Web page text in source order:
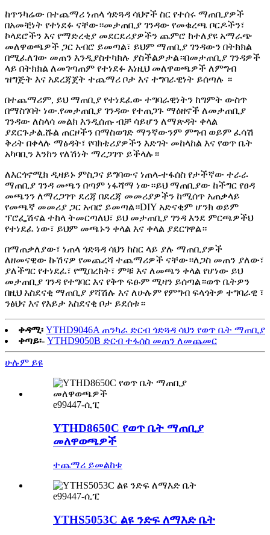
ከጥንካሬው በተጨማሪ ነጠላ ጎድጓዳ ሳህኖች ስር የተሰሩ ማጠቢያዎች
በአመቺነት የተነደፉ ናቸው።መታጠቢያ ገንዳው የመቁረጫ ቦርዶችን፣
ኮላደሮችን እና የማድረቂያ መደርደሪያዎችን ጨምሮ ከተለያዩ አማራጭ
መለዋወጫዎች ጋር አብሮ ይመጣል፣ ይህም ማጠቢያ ገንዳውን በትክክል
በሚፈለገው መጠን እንዲያስተካክሉ ያስችልዎታል።በመታጠቢያ ገንዳዎች
ላይ በትክክል ለመገጣጠም የተነደፉ እነዚህ መለዋወጫዎች ለምግብ
ዝግጅት እና አደረጃጀት ተጨማሪ ቦታ እና ተግባራዊነት ይሰጣሉ ።
በተጨማሪም, ይህ ማጠቢያ የተነደፈው ተግባራዊነትን ከግምት ውስጥ
በማስገባት ነው.የመታጠቢያ ገንዳው የተጠጋጉ ማዕዘኖች ለመታጠቢያ
ገንዳው ለስላሳ መልክ እንዲሰጡ ብቻ ሳይሆን ለማጽዳት ቀላል
ያደርጉታል.ሹል ጠርዞችን በማስወገድ ማንኛውንም ምግብ ወይም ፈሳሽ
ቅሪት በቀላሉ ማፅዳት፣ የባክቴሪያዎችን እድገት መከላከል እና የወጥ ቤት
አካባቢን እንከን የለሽነት ማረጋገጥ ይችላሉ።
ለእርጎኖሚክ ዲዛይኑ ምስጋና ይግባውና ነጠላ-ተፋሰስ የታችኛው ተራራ
ማጠቢያ ገንዳ መጫን በጣም ነፋሻማ ነው።ይህ ማጠቢያው ከችግር የፀዳ
መጫንን ለማረጋገጥ ደረጃ በደረጃ መመሪያዎችን ከሚሰጥ አጠቃላይ
የመጫኛ መመሪያ ጋር አብሮ ይመጣል።DIY አድናቂም ሆንክ ወይም
ፕሮፌሽናል ተከላ ትመርጣለህ፣ ይህ መታጠቢያ ገንዳ እንደ ምርጫዎችህ
የተነደፈ ነው፣ ይህም መጫኑን ቀላል እና ቀላል ያደርገዋል።
በማጠቃለያው፣ ነጠላ ጎድጓዳ ሳህን ከስር ላይ ያሉ ማጠቢያዎች
ለዘመናዊው ኩሽናዎ የመጨረሻ ተጨማሪዎች ናቸው።ለጋስ መጠን ያለው፣
ያለችግር የተነደፈ፣ የሚበረክት፣ ምቹ እና ለመጫን ቀላል የሆነው ይህ
መታጠቢያ ገንዳ የተግባር እና የቅጥ ፍፁም ሚዛን ይሰጣል።ወጥ ቤትዎን
በዚህ አስደናቂ ማጠቢያ ያሻሽሉ እና ለሁሉም የምግብ ፍላጎትዎ ተግባራዊ ፣
ንፅህና እና የእይታ አስደናቂ ቦታ ይደሰቱ።
ቀዳሚ፡ YTHD9046A ጠንካራ ድርብ ጎድጓዳ ሳህን የወጥ ቤት ማጠቢያ
ቀጣይ፡- YTHD9050B ድርብ ተፋሰስ መጠን ለመጨመር
ሁሉም ይዩ
e99447-ሲፒ
YTHD8650C የወጥ ቤት ማጠቢያ
መለዋወጫዎች
ተጨማሪ ይመልከቱ
e99447-ሲፒ
YTHS5053C ልዩ ንድፍ ለማእድ ቤት